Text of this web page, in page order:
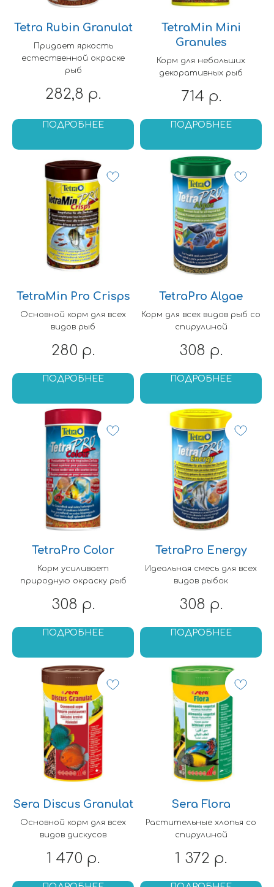
Tetra Rubin Granulat
Придает яркость
естественной окраске
рыб
282,8 р.
ПОДРОБНЕЕ
TetraMin Mini
Granules
Корм для небольших
декоративных рыб
714 р.
ПОДРОБНЕЕ
TetraMin Pro Crisps
Основной корм для всех
видов рыб
280 р.
ПОДРОБНЕЕ
TetraPro Algae
Корм для всех видов рыб со
спирулиной
308 р.
ПОДРОБНЕЕ
TetraPro Color
Корм усиливает
природную окраску рыб
308 р.
ПОДРОБНЕЕ
TetraPro Energy
Идеальная смесь для всех
видов рыбок
308 р.
ПОДРОБНЕЕ
Sera Discus Granulat
Основной корм для всех
видов дискусов
1 470 р.
Sera Flora
Растительные хлопья со
спирулиной
1 372 р.